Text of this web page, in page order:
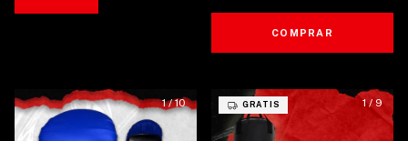
COMPRAR
1/10 1/ 9
GRATIS